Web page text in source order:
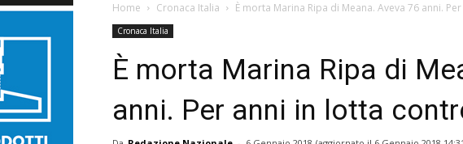
Home Cronaca Italia È morta Marina Ripa di Meana. Aveva 76 anni.
Cronaca Italia
È morta Marina Ripa di
anni. Per anni in lotta